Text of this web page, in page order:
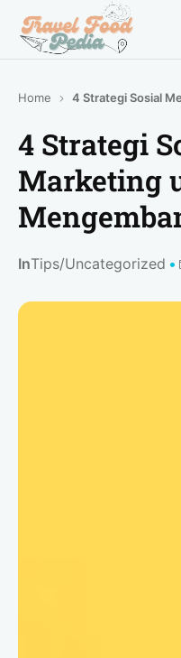
Travel
Food
-
Blogger
Indonesia
Home
4 Strategi
Marketing
InTips/Uncategorized